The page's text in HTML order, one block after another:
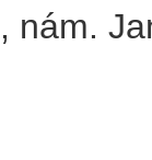
, nám.